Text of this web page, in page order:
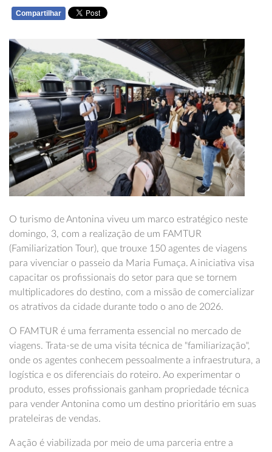
Compartilhar
O turismo de Antonina viveu um marco estratégico neste
domingo, 3, com a realização de um FAMTUR
(Familiarization Tour), que trouxe 150 agentes de viagens
para vivenciar o passeio da Maria Fumaça. A iniciativa visa
capacitar os profissionais do setor para que se tornem
multiplicadores do destino, com a missão de comercializar
os atrativos da cidade durante todo o ano de 2026.
O FAMTUR é uma ferramenta essencial no mercado de
viagens. Trata-se de uma visita técnica de "familiarização",
onde os agentes conhecem pessoalmente a infraestrutura, a
logística e os diferenciais do roteiro. Ao experimentar o
produto, esses profissionais ganham propriedade técnica
para vender Antonina como um destino prioritário em suas
prateleiras de vendas.
A ação é viabilizada por meio de uma parceria entre a